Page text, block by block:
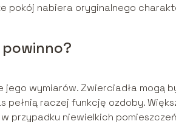
pokój nabiera oryginalnego
wymiarów. Zwierciadła mogą
pełnią raczej funkcję ozdoby.
przypadku niewielkich